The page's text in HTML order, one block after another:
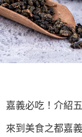
嘉義必吃！介紹
來到美食之都嘉